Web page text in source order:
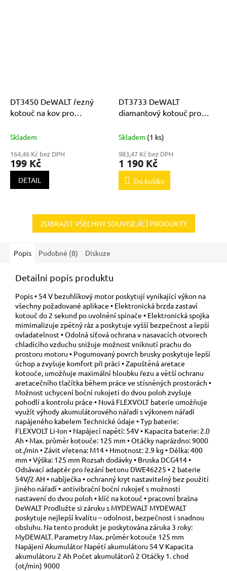
DT3450 DeWALT řezný
kotouč na kov pro
25,4mm
Skladem
164,46 Kč bez DPH
199 Kč
DETAIL
DT3733 DeWALT
diamantový kotouč pro
Skladem (1 ks)
983,47 Kč bez DPH
1 190 Kč
Do košíku
ZOBRAZIT VŠECHNY SOUVISEJÍCÍ PRODUKTY
Popis Podobné (8) Diskuze
Detailní popis produktu
Popis • 54 V bezuhlíkový motor poskytují vynikající výkon na
všechny požadované aplikace • Elektronická brzda zastaví
kotouč do 2 sekund po uvolnění spínače • Elektronická spojka
mimimalizuje zpětný ráz a poskytuje vyšší bezpečnost a lepší
ovladatelnost • Odolná síťová ochrana v nasavacích otvorech
chladícího vzduchu snižuje možnost vniknutí prachu do
prostoru motoru • Pogumovaný povrch brusky poskytuje lepší
úchop a zvyšuje komfort při práci • Zapuštěná aretace
kotouče, umožňuje maximální hloubku řezu a větší ochranu
aretacečního tlačítka během práce ve stísněných prostorách •
Možnost uchycení boční rukojeti do dvou poloh zvyšuje
pohodlí a kontrolu práce • Nová FLEXVOLT baterie umožňuje
využít výhody akumulátorového nářadí s výkonem nářadí
napájeného kabelem Technické údaje • Typ baterie:
FLEXVOLT Li-Ion • Napájecí napětí: 54V • Kapacita baterie: 2.0
Ah • Max. průměr kotouče: 125 mm • Otáčky naprázdno: 9000
ot./min • Závit vřetena: M14 • Hmotnost: 2.9 kg • Délka: 400
mm • Výška: 125 mm Rozsah dodávky • Bruska DCG414 •
Odsávací adaptér pro řezání betonu DWE46225 • 2 baterie
54V/2 AH • nabíječka • ochranný kryt nastavitelný bez použití
jiného nářadí • antivibrační boční rukojeť s možností
nastavení do dvou poloh • klíč na kotouč • pracovní brašna
DeWALT Prodlužte si záruku s MYDEWALT MYDEWALT
poskytuje nejlepší kvalitu – odolnost, bezpečnost i snadnou
obsluhu. Na tento produkt je poskytována záruka 3 roky:
MyDEWALT. Parametry Max. průměr kotouče 125 mm
Napájení Akumulátor Napětí akumulátoru 54 V Kapacita
akumulátoru 2 Ah Počet akumulátorů 2 Otáčky 1. chod
(ot/min) 9000